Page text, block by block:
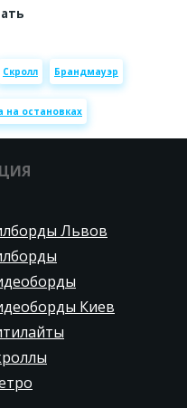
Скролл Брандмауэр
на остановках
Львов
Киев